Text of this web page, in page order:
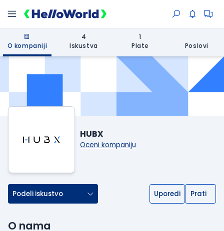
O kompaniji
4
Iskustva
1
Plate
Poslovi
HUBX
Oceni kompaniju
Podeli iskustvo Uporedi Prati
O nama